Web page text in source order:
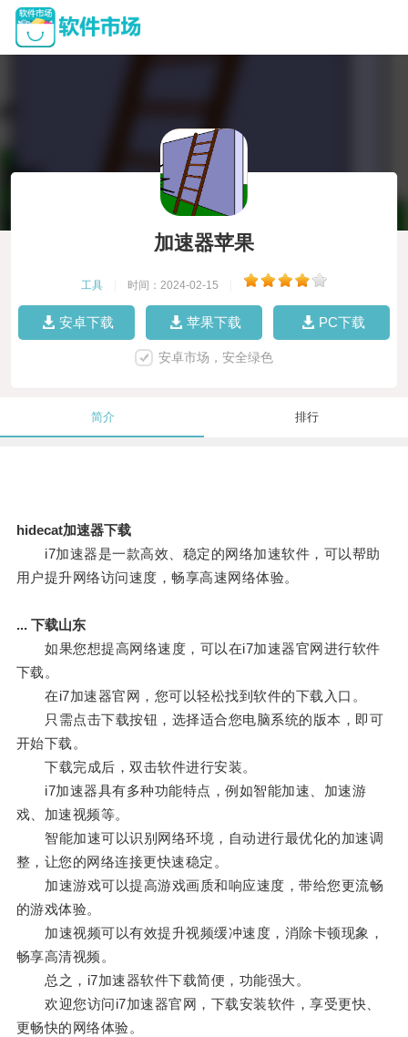
加速器苹果
工具 时间：2024-02-15
安卓下载 苹果下载 PC下载
安卓市场，安全绿色
简介 排行
hidecat加速器下载
i7加速器是一款高效、稳定的网络加速软件，可以帮助
用户提升网络访问速度，畅享高速网络体验。
... 下载山东
如果您想提高网络速度，可以在i7加速器官网进行软件
下载。
在i7加速器官网，您可以轻松找到软件的下载入口。
只需点击下载按钮，选择适合您电脑系统的版本，即可
开始下载。
下载完成后，双击软件进行安装。
i7加速器具有多种功能特点，例如智能加速、加速游
戏、加速视频等。
智能加速可以识别网络环境，自动进行最优化的加速调
整，让您的网络连接更快速稳定。
加速游戏可以提高游戏画质和响应速度，带给您更流畅
的游戏体验。
加速视频可以有效提升视频缓冲速度，消除卡顿现象，
畅享高清视频。
总之，i7加速器软件下载简便，功能强大。
欢迎您访问i7加速器官网，下载安装软件，享受更快、
更畅快的网络体验。